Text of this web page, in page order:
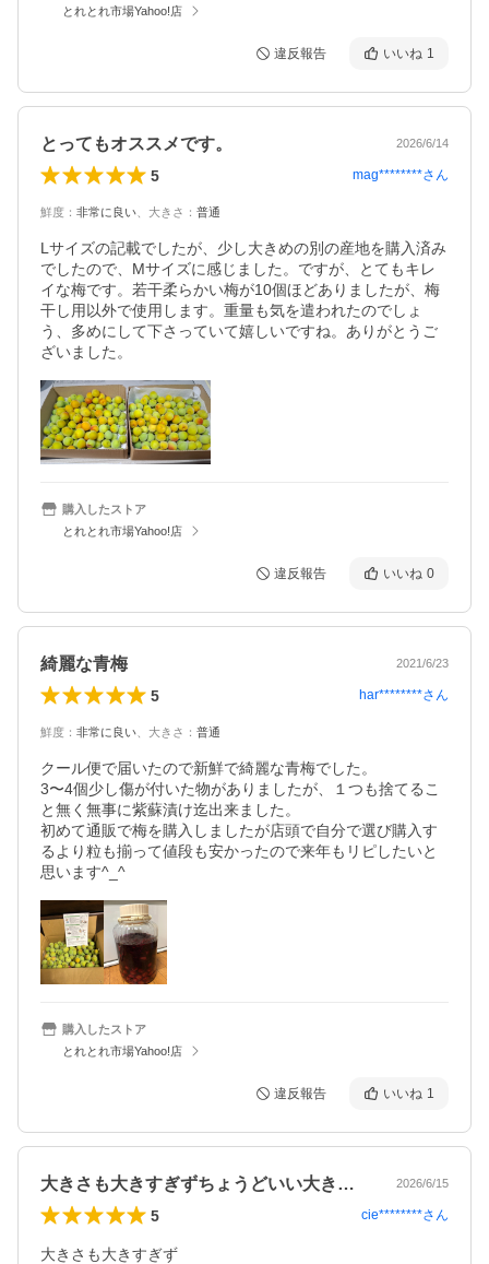
とれとれ市場Yahoo!店
違反報告 いいね 1
とってもオススメです。 2026/6/14
5 mag********さん
鮮度 ： 非常に良い 大きさ ： 普通
Lサイズの記載でしたが、少し大きめの別の産地を購入済み
でしたので、Mサイズに感じました。ですが、とてもキレ
イな梅です。若干柔らかい梅が10個ほどありましたが、梅
干し用以外で使用します。重量も気を遣われたのでしょ
う、多めにして下さっていて嬉しいですね。ありがとうご
ざいました。
購入したストア
とれとれ市場Yahoo!店
違反報告 いいね 0
綺麗な青梅 2021/6/23
5 har********さん
鮮度 ： 非常に良い 大きさ ： 普通
クール便で届いたので新鮮で綺麗な青梅でした。
3〜4個少し傷が付いた物がありましたが、１つも捨てるこ
と無く無事に紫蘇漬け迄出来ました。
初めて通販で梅を購入しましたが店頭で自分で選び購入す
るより粒も揃って値段も安かったので来年もリピしたいと
思います^_^
購入したストア
とれとれ市場Yahoo!店
違反報告 いいね 1
大きさも大きすぎずちょうどいい大きさ傷… 2026/6/15
5 cie********さん
大きさも大きすぎず